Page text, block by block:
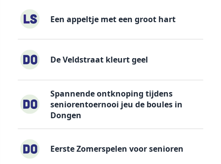
Een appeltje met een groot hart
De Veldstraat kleurt geel
Spannende ontknoping tijdens
seniorentoernooi jeu de boules in
Dongen
Eerste Zomerspelen voor senioren